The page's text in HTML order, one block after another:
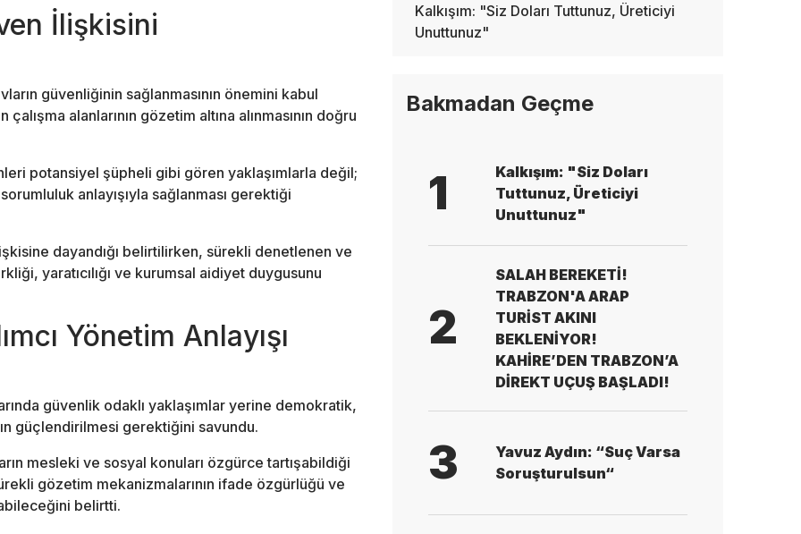
İlişkisini
güvenliğinin sağlanmasının önemini kabul
alanlarının gözetim altına alınmasının doğru
potansiyel şüpheli gibi gören yaklaşımlarla değil;
anlayışıyla sağlanması gerektiği
dayandığı belirtilirken, sürekli denetlenen ve
yaratıcılığı ve kurumsal aidiyet duygusunu
Yönetim Anlayışı
güvenlik odaklı yaklaşımlar yerine demokratik,
güçlendirilmesi gerektiğini savundu.
mesleki ve sosyal konuları özgürce tartışabildiği
gözetim mekanizmalarının ifade özgürlüğü ve
belirtti.
Kalkışım: "Siz Doları Tuttunuz, Üreticiyi
Unuttunuz"
Bakmadan Geçme
1
Kalkışım: "Siz Doları
Tuttunuz, Üreticiyi
Unuttunuz"
2
SALAH BEREKETİ!
TRABZON'A ARAP
TURİST AKINI
BEKLENİYOR!
KAHİRE’DEN TRABZON’A
DİREKT UÇUŞ BAŞLADI!
3
Yavuz Aydın: “Suç Varsa
Soruşturulsun“